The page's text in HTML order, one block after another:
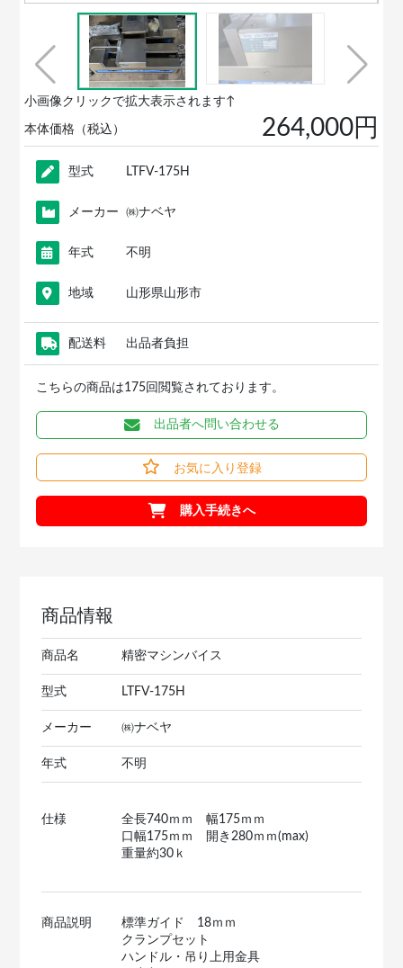
小画像クリックで拡大表示されます↑
本体価格（税込） 264,000円
型式 LTFV-175H
メーカー ㈱ナベヤ
年式 不明
地域 山形県山形市
配送料 出品者負担
こちらの商品は175回閲覧されております。
出品者へ問い合わせる
お気に入り登録
購入手続きへ
商品情報
商品名 精密マシンバイス
型式 LTFV-175H
メーカー ㈱ナベヤ
年式 不明
仕様
全長740ｍｍ 幅175ｍｍ
口幅175ｍｍ 開き280ｍｍ(max)
重量約30ｋ
商品説明
標準ガイド 18ｍｍ
クランプセット
ハンドル・吊り上用金具